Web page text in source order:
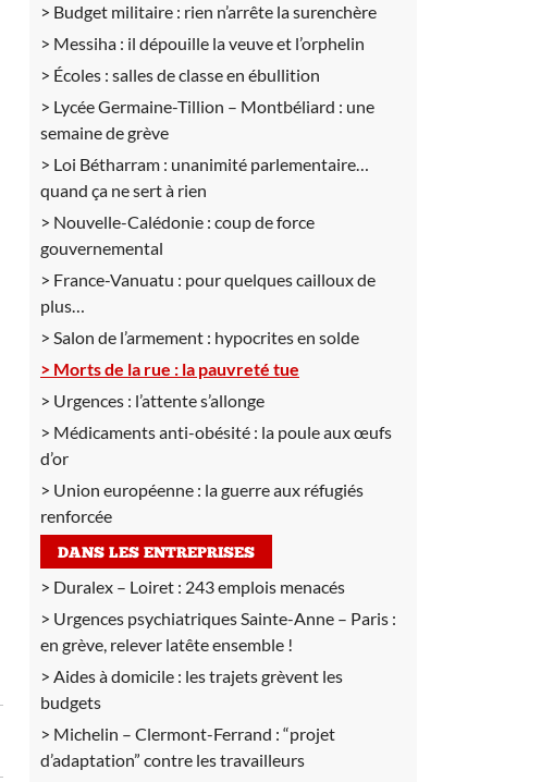
Budget militaire : rien n’arrête la surenchère
Messiha : il dépouille la veuve et l’orphelin
Écoles : salles de classe en ébullition
Lycée Germaine-Tillion – Montbéliard : une
semaine de grève
Loi Bétharram : unanimité parlementaire…
quand ça ne sert à rien
Nouvelle-Calédonie : coup de force
gouvernemental
France-Vanuatu : pour quelques cailloux de
plus…
Salon de l’armement : hypocrites en solde
Morts de la rue : la pauvreté tue
Urgences : l’attente s’allonge
Médicaments anti-obésité : la poule aux œufs
d’or
Union européenne : la guerre aux réfugiés
renforcée
DANS LES ENTREPRISES
Duralex – Loiret : 243 emplois menacés
Urgences psychiatriques Sainte-Anne – Paris :
en grève, relever latête ensemble !
Aides à domicile : les trajets grèvent les
budgets
Michelin – Clermont-Ferrand : “projet
d’adaptation” contre les travailleurs